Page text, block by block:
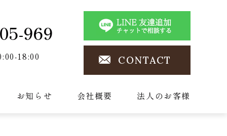
969
18:00 CONTACT
お知らせ 会社概要 法人のお客様